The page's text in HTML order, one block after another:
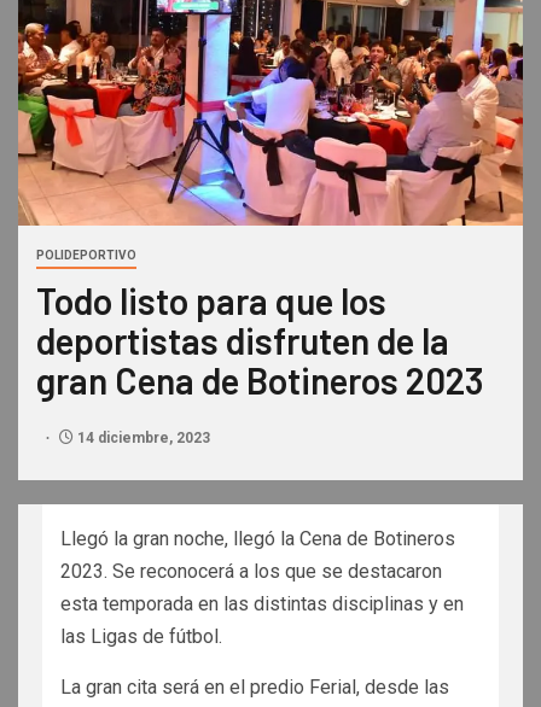
POLIDEPORTIVO
Todo listo para que los
deportistas disfruten de la
gran Cena de Botineros 2023
14 diciembre, 2023
Llegó la gran noche, llegó la Cena de Botineros
2023. Se reconocerá a los que se destacaron
esta temporada en las distintas disciplinas y en
las Ligas de fútbol.
La gran cita será en el predio Ferial, desde las